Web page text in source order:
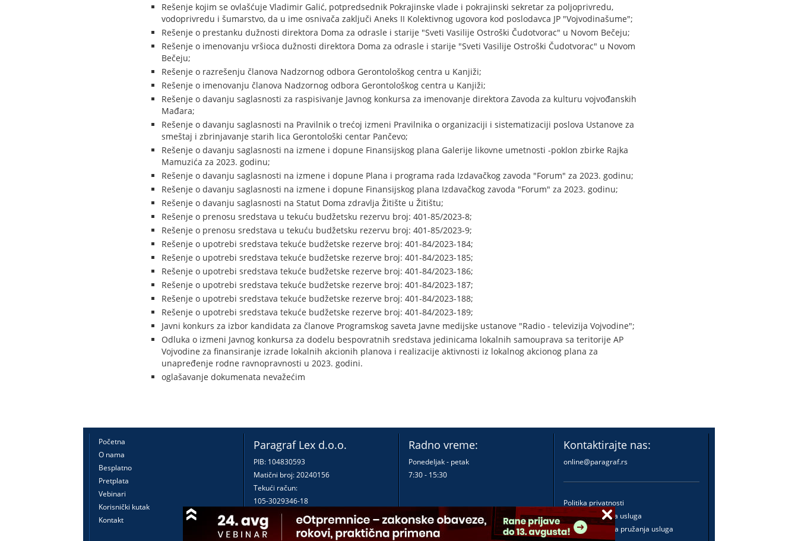
Rešenje kojim se ovlašćuje Vladimir Galić, potpredsednik Pokrajinske vlade i pokrajinski sekretar za poljoprivredu,
vodoprivredu i šumarstvo, da u ime osnivača zaključi Aneks II Kolektivnog ugovora kod poslodavca JP "Vojvodinašume";
Rešenje o prestanku dužnosti direktora Doma za odrasle i starije "Sveti Vasilije Ostroški Čudotvorac" u Novom Bečeju;
Rešenje o imenovanju vršioca dužnosti direktora Doma za odrasle i starije "Sveti Vasilije Ostroški Čudotvorac" u Novom
Bečeju;
Rešenje o razrešenju članova Nadzornog odbora Gerontološkog centra u Kanjiži;
Rešenje o imenovanju članova Nadzornog odbora Gerontološkog centra u Kanjiži;
Rešenje o davanju saglasnosti za raspisivanje Javnog konkursa za imenovanje direktora Zavoda za kulturu vojvođanskih
Mađara;
Rešenje o davanju saglasnosti na Pravilnik o trećoj izmeni Pravilnika o organizaciji i sistematizaciji poslova Ustanove za
smeštaj i zbrinjavanje starih lica Gerontološki centar Pančevo;
Rešenje o davanju saglasnosti na izmene i dopune Finansijskog plana Galerije likovne umetnosti -poklon zbirke Rajka
Mamuzića za 2023. godinu;
Rešenje o davanju saglasnosti na izmene i dopune Plana i programa rada Izdavačkog zavoda "Forum" za 2023. godinu;
Rešenje o davanju saglasnosti na izmene i dopune Finansijskog plana Izdavačkog zavoda "Forum" za 2023. godinu;
Rešenje o davanju saglasnosti na Statut Doma zdravlja Žitište u Žitištu;
Rešenje o prenosu sredstava u tekuću budžetsku rezervu broj: 401-85/2023-8;
Rešenje o prenosu sredstava u tekuću budžetsku rezervu broj: 401-85/2023-9;
Rešenje o upotrebi sredstava tekuće budžetske rezerve broj: 401-84/2023-184;
Rešenje o upotrebi sredstava tekuće budžetske rezerve broj: 401-84/2023-185;
Rešenje o upotrebi sredstava tekuće budžetske rezerve broj: 401-84/2023-186;
Rešenje o upotrebi sredstava tekuće budžetske rezerve broj: 401-84/2023-187;
Rešenje o upotrebi sredstava tekuće budžetske rezerve broj: 401-84/2023-188;
Rešenje o upotrebi sredstava tekuće budžetske rezerve broj: 401-84/2023-189;
Javni konkurs za izbor kandidata za članove Programskog saveta Javne medijske ustanove "Radio - televizija Vojvodine";
Odluka o izmeni Javnog konkursa za dodelu bespovratnih sredstava jedinicama lokalnih samouprava sa teritorije AP
Vojvodine za finansiranje izrade lokalnih akcionih planova i realizacije aktivnosti iz lokalnog akcionog plana za
unapređenje rodne ravnopravnosti u 2023. godini.
oglašavanje dokumenata nevažećim
Početna
O nama
Besplatno
Pretplata
Vebinari
Korisnički kutak
Kontakt
Paragraf Lex d.o.o.
PIB: 104830593
Matični broj: 20240156
Tekući račun:
105-3029346-18
160-0000000380290-23
Radno vreme:
Ponedeljak - petak
7:30 - 15:30
Kontaktirajte nas:
online@paragraf.rs
Politika privatnosti
Politika pružanja usluga
Praktična pravila pružanja usluga